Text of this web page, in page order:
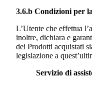
3.6.b Condizioni per
L’Utente che effettua
inoltre, dichiara e
dei Prodotti acquistati
legislazione a
Servizio di